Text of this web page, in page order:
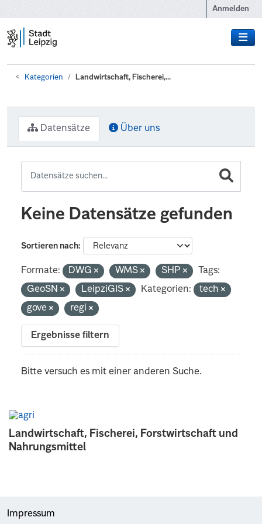
Anmelden
Kategorien Landwirtschaft, Fischerei,...
Landwirtschaft, Fischerei, Forstwirtschaft und
Nahrungsmittel
Datensätze Über uns
Keine Datensätze gefunden
Sortieren nach
Formate: DWG WMS SHP
Tags:
GeoSN
LeipziGIS Kategorien:
tech
gove
regi
Ergebnisse filtern
Bitte versuch es mit einer anderen Suche.
Impressum